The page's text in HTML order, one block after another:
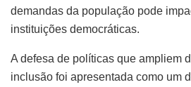
demandas da população pode
instituições democráticas.
A defesa de políticas que ampliem
inclusão foi apresentada como um